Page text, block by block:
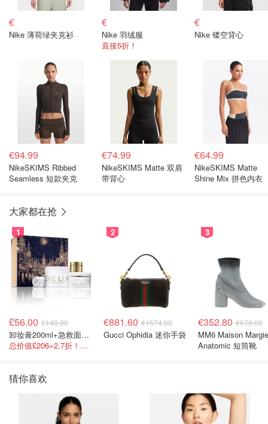
€
Nike 薄荷绿夹克衫
€
Nike 羽绒服
直接5折！
€
Nike 镂空背心
€94.99
NikeSKIMS Ribbed
Seamless 短款夹克
€74.99
NikeSKIMS Matte 双肩
带背心
€64.99
NikeSKIMS Matte
Shine Mix 拼色内衣
大家都在抢
1
£56.00 £140.00
卸妆膏200ml+急救面膜100ml+青春面霜15ml
总价值£206=2.7折！闭眼冲这套！
2
€881.60 €1574.00
Gucci Ophidia 迷你手袋
3
€352.80 €679.00
MM6 Maison
Anatomic 短筒靴
猜你喜欢